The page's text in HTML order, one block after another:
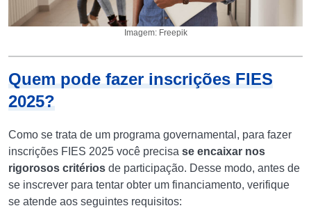
Imagem: Freepik
Quem pode fazer inscrições FIES
2025?
Como se trata de um programa governamental, para fazer
inscrições FIES 2025 você precisa se encaixar nos
rigorosos critérios de participação. Desse modo, antes de
se inscrever para tentar obter um financiamento, verifique
se atende aos seguintes requisitos: